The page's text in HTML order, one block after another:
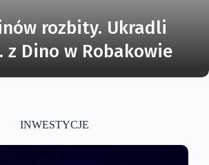
rozbity. Ukradli
z Dino w Robakowie
INWESTYCJE